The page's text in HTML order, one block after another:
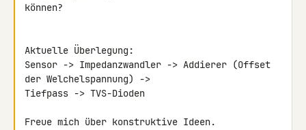
können?
Aktuelle Überlegung:
Sensor -> Impedanzwandler -> Addierer (Offset
der Welchelspannung) ->
Tiefpass -> TVS-Dioden
Freue mich über konstruktive Ideen.